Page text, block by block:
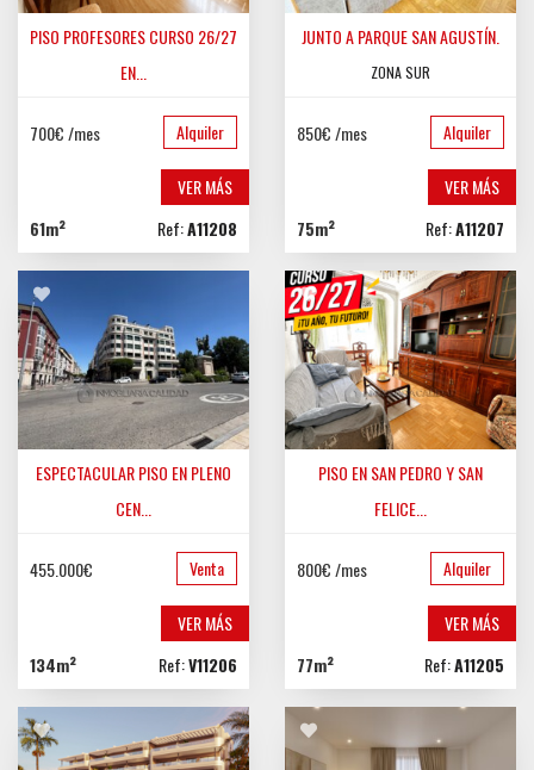
PISO PROFESORES CURSO 26/27
EN...
700€ /mes Alquiler
VER MÁS
61m²
Ref:A11208
JUNTO A PARQUE SAN AGUSTÍN.
ZONA SUR
850€ /mes Alquiler
VER MÁS
75m²
Ref:A11207
ESPECTACULAR PISO EN PLENO
CEN...
455.000€ Venta
VER MÁS
134m²
Ref:V11206
PISO EN SAN PEDRO Y SAN
FELICE...
800€ /mes Alquiler
VER MÁS
77m²
Ref:A11205